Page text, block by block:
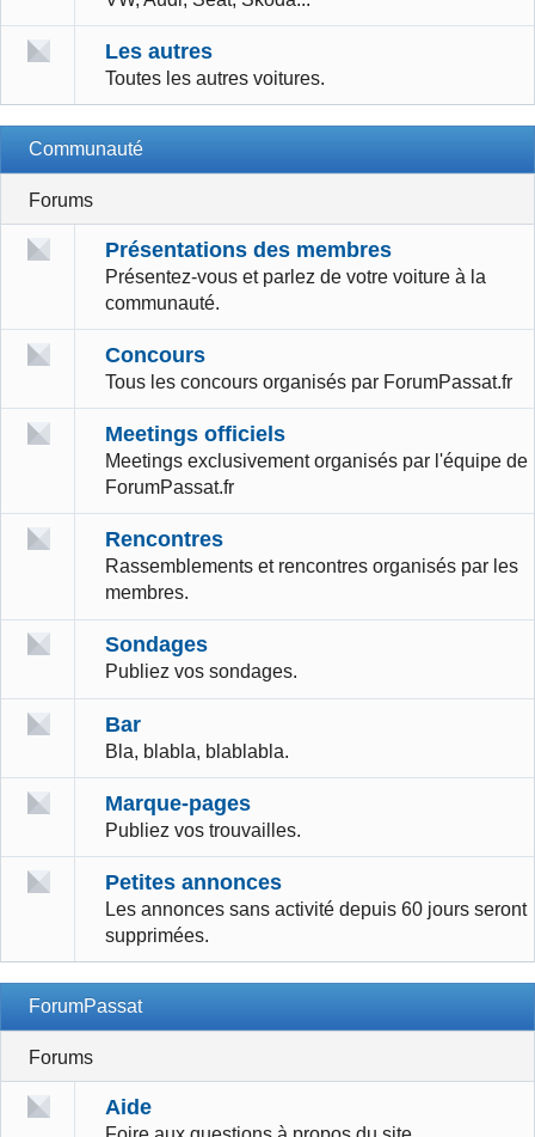
Les autres
Toutes les autres voitures.
Communauté
Forums
Présentations des membres
Présentez-vous et parlez de votre voiture à la
communauté.
Concours
Tous les concours organisés par ForumPassat.fr
Meetings officiels
Meetings exclusivement organisés par l'équipe de
ForumPassat.fr
Rencontres
Rassemblements et rencontres organisés par les
membres.
Sondages
Publiez vos sondages.
Bar
Bla, blabla, blablabla.
Marque-pages
Publiez vos trouvailles.
Petites annonces
Les annonces sans activité depuis 60 jours seront
supprimées.
ForumPassat
Forums
Aide